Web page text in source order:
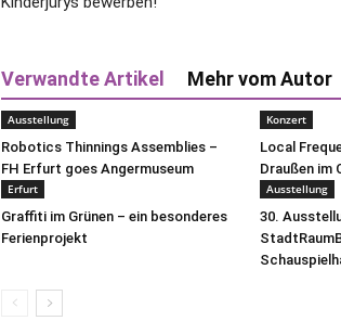
Verwandte Artikel Mehr vom Autor
Ausstellung
Robotics Thinnings Assemblies –
FH Erfurt goes Angermuseum
Konzert
Local
Draußen im
Erfurt
Graffiti im Grünen – ein besonderes
Ferienprojekt
Ausstellung
30.